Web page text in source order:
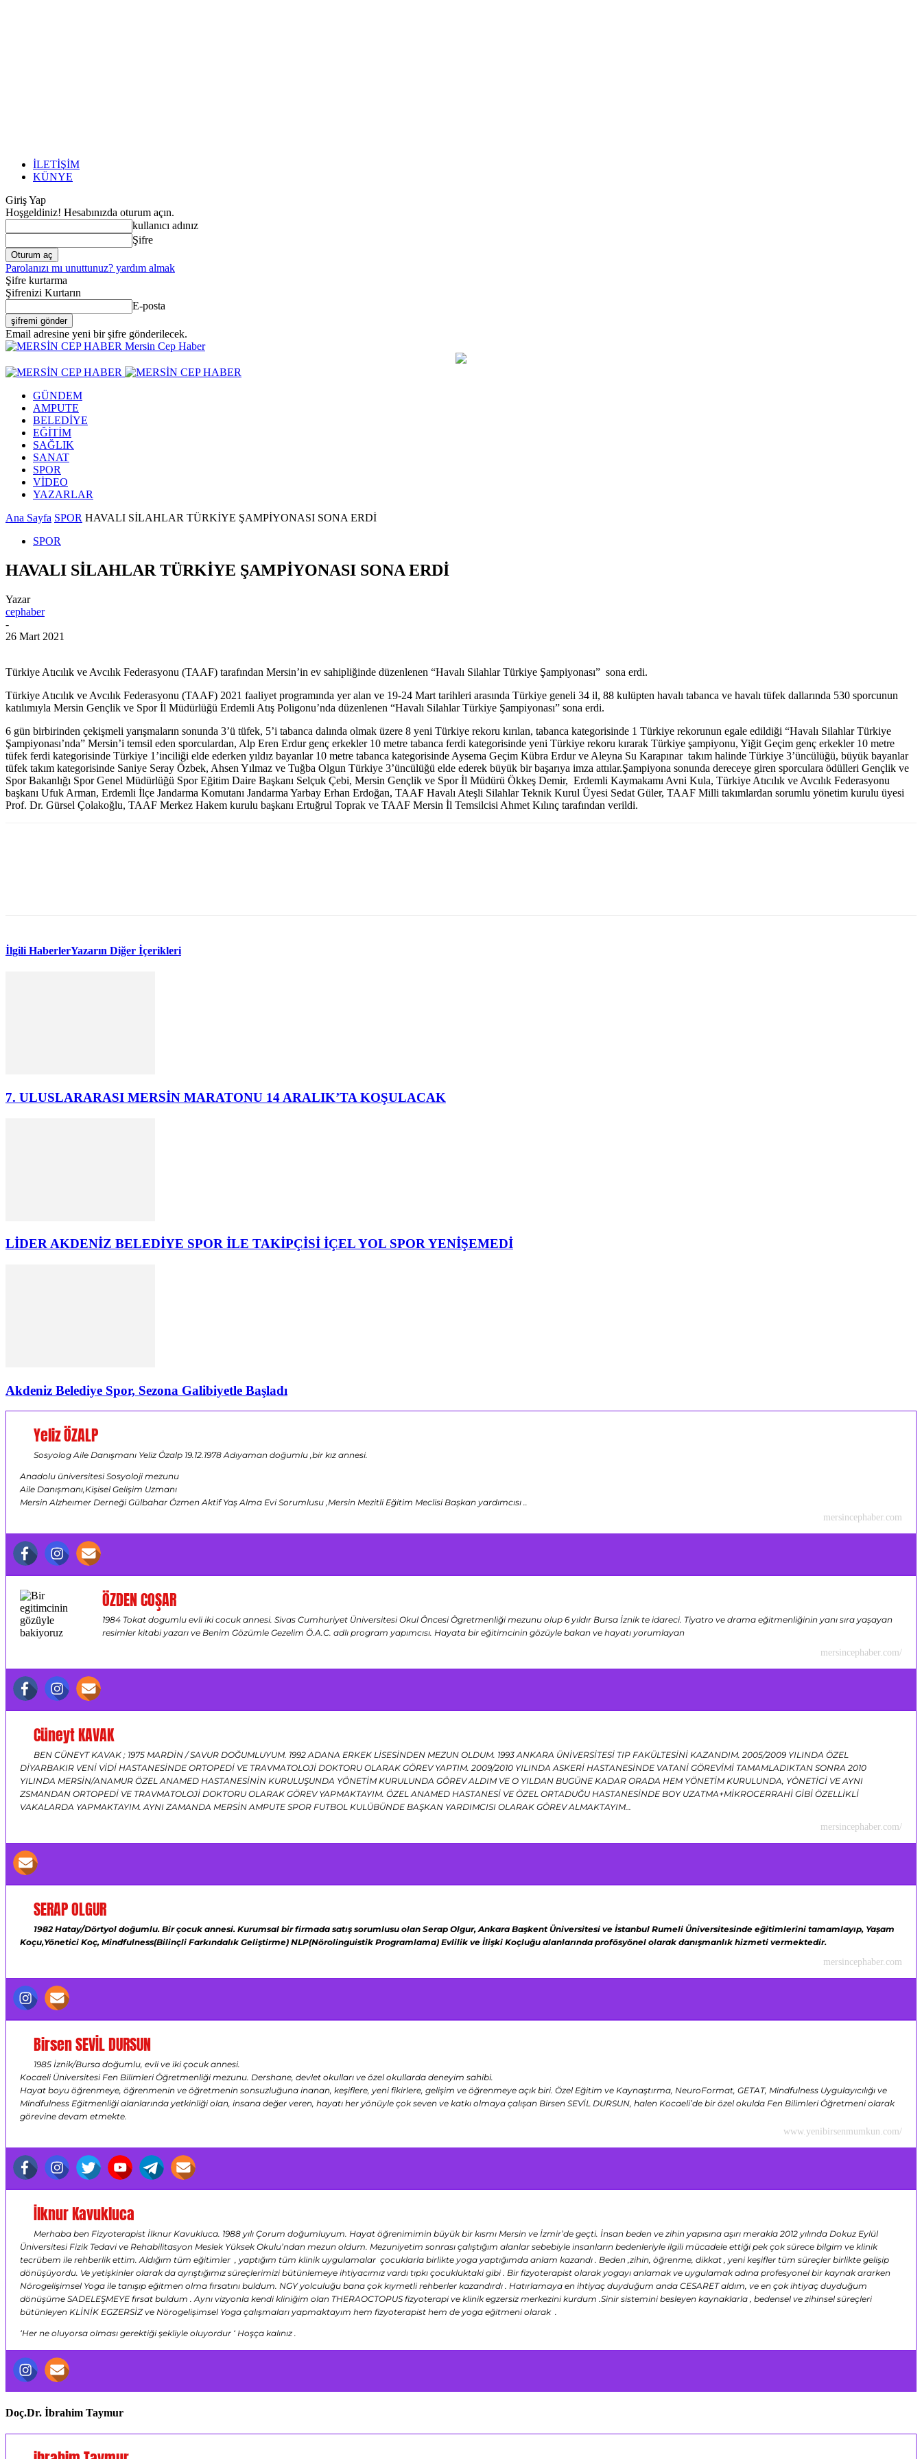
İLETİŞİM
KÜNYE
Giriş Yap
Hoşgeldiniz! Hesabınızda oturum açın.
kullanıcı adınız
Şifre
Parolanızı mı unuttunuz? yardım almak
Şifre kurtarma
Şifrenizi Kurtarın
E-posta
Email adresine yeni bir şifre gönderilecek.
Mersin Cep Haber
GÜNDEM
AMPUTE
BELEDİYE
EĞİTİM
SAĞLIK
SANAT
SPOR
VİDEO
YAZARLAR
Ana Sayfa SPOR HAVALI SİLAHLAR TÜRKİYE ŞAMPİYONASI SONA ERDİ
SPOR
HAVALI SİLAHLAR TÜRKİYE ŞAMPİYONASI SONA ERDİ
Yazar
cephaber
-
26 Mart 2021
Türkiye Atıcılık ve Avcılık Federasyonu (TAAF) tarafından Mersin’in ev sahipliğinde düzenlenen “Havalı Silahlar Türkiye Şampiyonası” sona erdi.
Türkiye Atıcılık ve Avcılık Federasyonu (TAAF) 2021 faaliyet programında yer alan ve 19-24 Mart tarihleri arasında Türkiye geneli 34 il, 88 kulüpten havalı tabanca ve havalı tüfek dallarında 530 sporcunun
katılımıyla Mersin Gençlik ve Spor İl Müdürlüğü Erdemli Atış Poligonu’nda düzenlenen “Havalı Silahlar Türkiye Şampiyonası” sona erdi.
6 gün birbirinden çekişmeli yarışmaların sonunda 3’ü tüfek, 5’i tabanca dalında olmak üzere 8 yeni Türkiye rekoru kırılan, tabanca kategorisinde 1 Türkiye rekorunun egale edildiği “Havalı Silahlar Türkiye
Şampiyonası’nda” Mersin’i temsil eden sporculardan, Alp Eren Erdur genç erkekler 10 metre tabanca ferdi kategorisinde yeni Türkiye rekoru kırarak Türkiye şampiyonu, Yiğit Geçim genç erkekler 10 metre
tüfek ferdi kategorisinde Türkiye 1’inciliği elde ederken yıldız bayanlar 10 metre tabanca kategorisinde Aysema Geçim Kübra Erdur ve Aleyna Su Karapınar takım halinde Türkiye 3’üncülüğü, büyük bayanlar
tüfek takım kategorisinde Saniye Seray Özbek, Ahsen Yılmaz ve Tuğba Olgun Türkiye 3’üncülüğü elde ederek büyük bir başarıya imza attılar.Şampiyona sonunda dereceye giren sporculara ödülleri Gençlik ve
Spor Bakanlığı Spor Genel Müdürlüğü Spor Eğitim Daire Başkanı Selçuk Çebi, Mersin Gençlik ve Spor İl Müdürü Ökkeş Demir, Erdemli Kaymakamı Avni Kula, Türkiye Atıcılık ve Avcılık Federasyonu
başkanı Ufuk Arman, Erdemli İlçe Jandarma Komutanı Jandarma Yarbay Erhan Erdoğan, TAAF Havalı Ateşli Silahlar Teknik Kurul Üyesi Sedat Güler, TAAF Milli takımlardan sorumlu yönetim kurulu üyesi
Prof. Dr. Gürsel Çolakoğlu, TAAF Merkez Hakem kurulu başkanı Ertuğrul Toprak ve TAAF Mersin İl Temsilcisi Ahmet Kılınç tarafından verildi.
İlgili HaberlerYazarın Diğer İçerikleri
7. ULUSLARARASI MERSİN MARATONU 14 ARALIK’TA KOŞULACAK
LİDER AKDENİZ BELEDİYE SPOR İLE TAKİPÇİSİ İÇEL YOL SPOR YENİŞEMEDİ
Akdeniz Belediye Spor, Sezona Galibiyetle Başladı
Yeliz ÖZALP
Sosyolog Aile Danışmanı Yeliz Özalp 19.12.1978 Adıyaman doğumlu ,bir kız annesi.
Anadolu üniversitesi Sosyoloji mezunu
Aile Danışmanı,Kişisel Gelişim Uzmanı
Mersin Alzheımer Derneği Gülbahar Özmen Aktif Yaş Alma Evi Sorumlusu ,Mersin Mezitli Eğitim Meclisi Başkan yardımcısı ..
mersincephaber.com
ÖZDEN COŞAR
1984 Tokat dogumlu evli iki cocuk annesi. Sivas Cumhuriyet Üniversitesi Okul Öncesi Ögretmenliği mezunu olup 6 yıldır Bursa İznik te idareci. Tiyatro ve drama eğitmenliğinin yanı sıra yaşayan
resimler kitabi yazarı ve Benim Gözümle Gezelim Ö.A.C. adlı program yapımcısı. Hayata bir eğitimcinin gözüyle bakan ve hayatı yorumlayan
mersincephaber.com/
Cüneyt KAVAK
BEN CÜNEYT KAVAK ; 1975 MARDİN / SAVUR DOĞUMLUYUM. 1992 ADANA ERKEK LİSESİNDEN MEZUN OLDUM. 1993 ANKARA ÜNİVERSİTESİ TIP FAKÜLTESİNİ KAZANDIM. 2005/2009 YILINDA ÖZEL
DİYARBAKIR VENİ VİDİ HASTANESİNDE ORTOPEDİ VE TRAVMATOLOJİ DOKTORU OLARAK GÖREV YAPTIM. 2009/2010 YILINDA ASKERİ HASTANESİNDE VATANİ GÖREVİMİ TAMAMLADIKTAN SONRA 2010
YILINDA MERSİN/ANAMUR ÖZEL ANAMED HASTANESİNİN KURULUŞUNDA YÖNETİM KURULUNDA GÖREV ALDIM VE O YILDAN BUGÜNE KADAR ORADA HEM YÖNETİM KURULUNDA, YÖNETİCİ VE AYNI
ZSMANDAN ORTOPEDİ VE TRAVMATOLOJİ DOKTORU OLARAK GÖREV YAPMAKTAYIM. ÖZEL ANAMED HASTANESİ VE ÖZEL ORTADUĞU HASTANESİNDE BOY UZATMA+MİKROCERRAHİ GİBİ ÖZELLİKLİ
VAKALARDA YAPMAKTAYIM. AYNI ZAMANDA MERSİN AMPUTE SPOR FUTBOL KULÜBÜNDE BAŞKAN YARDIMCISI OLARAK GÖREV ALMAKTAYIM…
mersincephaber.com/
SERAP OLGUR
1982 Hatay/Dörtyol doğumlu. Bir çocuk annesi. Kurumsal bir firmada satış sorumlusu olan Serap Olgur,Ankara Başkent Üniversitesi ve İstanbul Rumeli Üniversitesinde eğitimlerini tamamlayıp, Yaşam
Koçu,Yönetici Koç, Mindfulness(Bilinçli Farkındalık Geliştirme) NLP(Nörolinguistik Programlama) Evlilik ve İlişki Koçluğu alanlarında profösyönel olarak danışmanlık hizmeti vermektedir.
mersincephaber.com
Birsen SEVİL DURSUN
1985 İznik/Bursa doğumlu, evli ve iki çocuk annesi.
Kocaeli Üniversitesi Fen Bilimleri Öğretmenliği mezunu. Dershane, devlet okulları ve özel okullarda deneyim sahibi.
Hayat boyu öğrenmeye, öğrenmenin ve öğretmenin sonsuzluğuna inanan, keşiflere, yeni fikirlere, gelişim ve öğrenmeye açık biri. Özel Eğitim ve Kaynaştırma, NeuroFormat, GETAT, Mindfulness Uygulayıcılığı ve
Mindfulness Eğitmenliği alanlarında yetkinliği olan, insana değer veren, hayatı her yönüyle çok seven ve katkı olmaya çalışan Birsen SEVİL DURSUN, halen Kocaeli’de bir özel okulda Fen Bilimleri Öğretmeni olarak
görevine devam etmekte.
www.yenibirsenmumkun.com/
İlknur Kavukluca
Merhaba ben Fizyoterapist İlknur Kavukluca. 1988 yılı Çorum doğumluyum. Hayat öğrenimimin büyük bir kısmı Mersin ve İzmir’de geçti. İnsan beden ve zihin yapısına aşırı merakla 2012 yılında Dokuz Eylül
Üniversitesi Fizik Tedavi ve Rehabilitasyon Meslek Yüksek Okulu’ndan mezun oldum. Mezuniyetim sonrası çalıştığım alanlar sebebiyle insanların bedenleriyle ilgili mücadele ettiği pek çok sürece bilgim ve klinik
tecrübem ile rehberlik ettim. Aldığım tüm eğitimler , yaptığım tüm klinik uygulamalar çocuklarla birlikte yoga yaptığımda anlam kazandı . Beden ,zihin, öğrenme, dikkat , yeni keşifler tüm süreçler birlikte gelişip
dönüşüyordu. Ve yetişkinler olarak da ayrıştığımız süreçlerimizi bütünlemeye ihtiyacımız vardı tıpkı çocukluktaki gibi . Bir fizyoterapist olarak yogayı anlamak ve uygulamak adına profesyonel bir kaynak ararken
Nörogelişimsel Yoga ile tanışıp eğitmen olma fırsatını buldum. NGY yolculuğu bana çok kıymetli rehberler kazandırdı . Hatırlamaya en ihtiyaç duyduğum anda CESARET aldım, ve en çok ihtiyaç duyduğum
dönüşüme SADELEŞMEYE fırsat buldum . Aynı vizyonla kendi kliniğim olan THERAOCTOPUS fizyoterapi ve klinik egzersiz merkezini kurdum .Sinir sistemini besleyen kaynaklarla , bedensel ve zihinsel süreçleri
bütünleyen KLİNİK EGZERSİZ ve Nörogelişimsel Yoga çalışmaları yapmaktayım hem fizyoterapist hem de yoga eğitmeni olarak .
‘Her ne oluyorsa olması gerektiği şekliyle oluyordur ‘ Hoşça kalınız .
Doç.Dr. İbrahim Taymur